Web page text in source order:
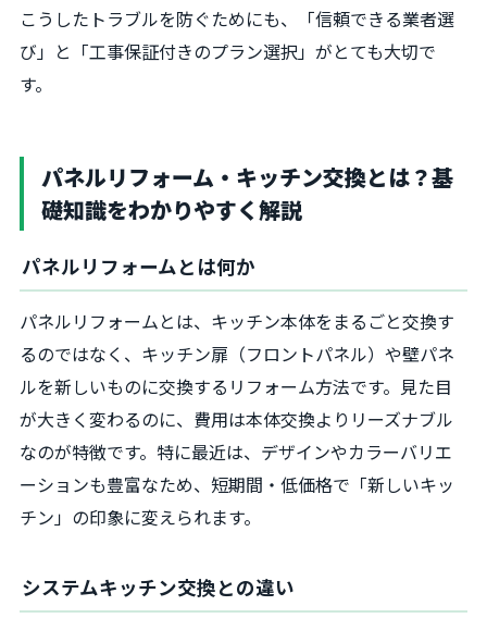
こうしたトラブルを防ぐためにも、「信頼できる業者選
び」と「工事保証付きのプラン選択」がとても大切で
す。
パネルリフォーム・キッチン交換とは？基
礎知識をわかりやすく解説
パネルリフォームとは何か
パネルリフォームとは、キッチン本体をまるごと交換す
るのではなく、キッチン扉（フロントパネル）や壁パネ
ルを新しいものに交換するリフォーム方法です。見た目
が大きく変わるのに、費用は本体交換よりリーズナブル
なのが特徴です。特に最近は、デザインやカラーバリエ
ーションも豊富なため、短期間・低価格で「新しいキッ
チン」の印象に変えられます。
システムキッチン交換との違い